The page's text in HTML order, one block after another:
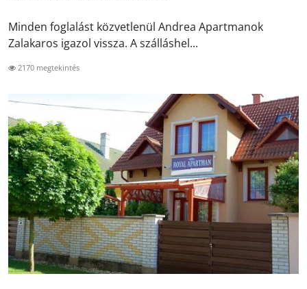
Minden foglalást közvetlenül Andrea Apartmanok
Zalakaros igazol vissza. A szálláshel...
2170 megtekintés